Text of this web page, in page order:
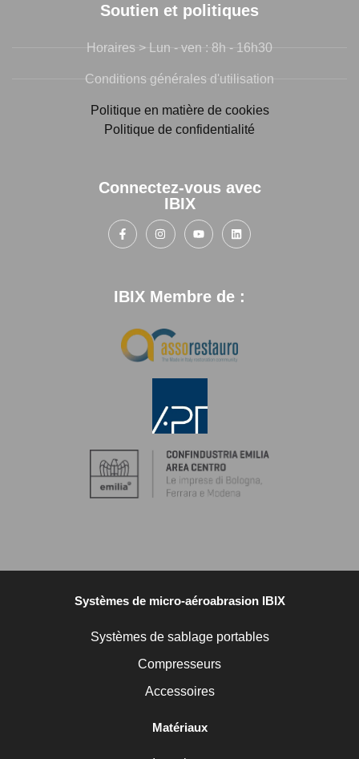
Soutien et politiques
Horaires > Lun - ven : 8h - 16h30
Conditions générales d'utilisation
Politique en matière de cookies
Politique de confidentialité
Connectez-vous avec
IBIX
IBIX Membre de :
Systèmes de micro-aéroabrasion IBIX
Systèmes de sablage portables
Compresseurs
Accessoires
Matériaux